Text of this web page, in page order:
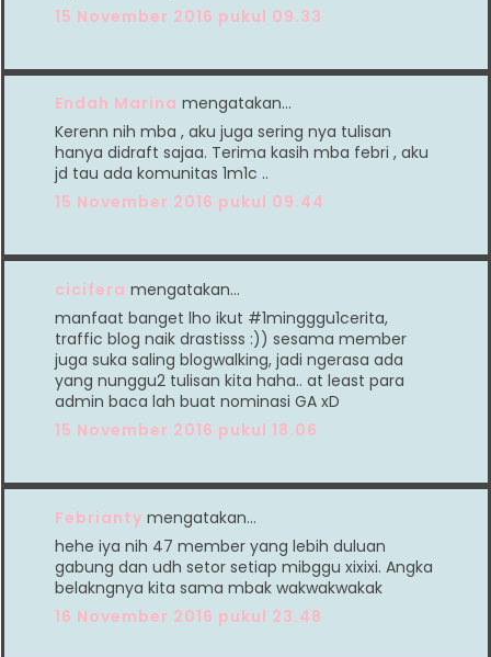
15 November 2016 pukul 09.33
Endah Marina mengatakan…
Kerenn nih mba , aku juga sering nya tulisan
hanya didraft sajaa. Terima kasih mba febri , aku
jd tau ada komunitas 1m1c ..
15 November 2016 pukul 09.44
cicifera mengatakan…
manfaat banget lho ikut #1mingggu1cerita,
traffic blog naik drastisss :)) sesama member
juga suka saling blogwalking, jadi ngerasa ada
yang nunggu2 tulisan kita haha.. at least para
admin baca lah buat nominasi GA xD
15 November 2016 pukul 18.06
Febrianty mengatakan…
hehe iya nih 47 member yang lebih duluan
gabung dan udh setor setiap mibggu xixixi. Angka
belakngnya kita sama mbak wakwakwakak
16 November 2016 pukul 23.48